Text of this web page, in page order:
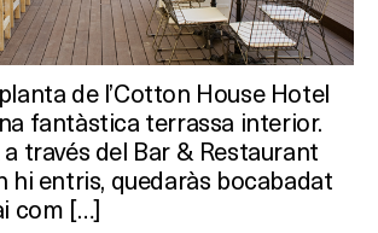
de l’Cotton House Hotel
fantàstica terrassa interior.
a través del Bar & Restaurant
hi entris, quedaràs bocabadat
com […]